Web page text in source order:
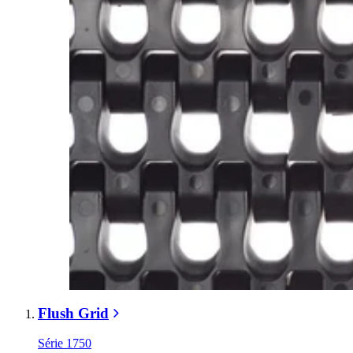
Flush Grid
Série 1750